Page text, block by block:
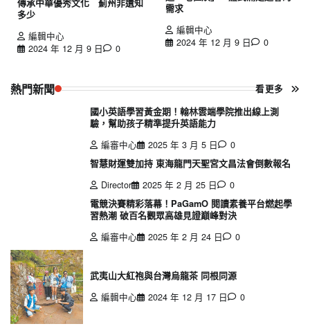
多少
編輯中心
2024 年 12 月 9 日
0
需求
編輯中心
2024 年 12 月 9 日
0
熱門新聞 看更多
國小英語學習黃金期！翰林雲端學院推出線上測
驗，幫助孩子精準提升英語能力
編審中心
2025 年 3 月 5 日
0
智慧財運雙加持 東海龍門天聖宮文昌法會倒數報名
Director
2025 年 2 月 25 日
0
電競決賽精彩落幕！PaGamO 閱讀素養平台燃起學
習熱潮 破百名觀眾高雄見證巔峰對決
編審中心
2025 年 2 月 24 日 0
武夷山大紅袍與台灣烏龍茶 同根同源
編輯中心
2024 年 12 月 17 日 0